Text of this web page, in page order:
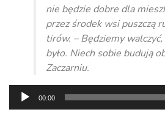
nie będzie dobre dla
przez środek wsi puszczą
tirów. – Będziemy
było. Niech sobie budują
Zaczarniu.
Odtwarzacz
plików
00:00